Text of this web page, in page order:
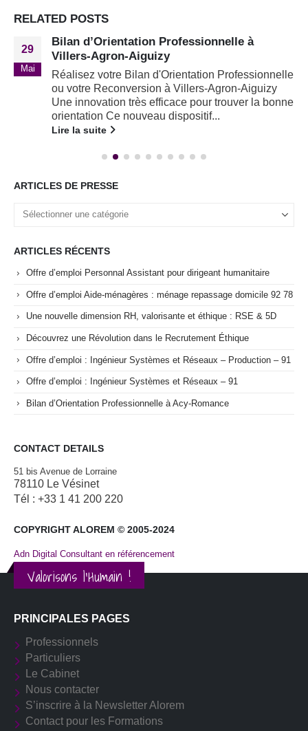
RELATED POSTS
29
Mai
Bilan d’Orientation Professionnelle à
Villers-Agron-Aiguizy
Réalisez votre Bilan d'Orientation Professionnelle
ou votre Reconversion à Villers-Agron-Aiguizy
Une innovation très efficace pour trouver la bonne
orientation Ce nouveau dispositif...
Lire la suite
ARTICLES DE PRESSE
ARTICLES RÉCENTS
Offre d’emploi Personnal Assistant pour dirigeant humanitaire
Offre d’emploi Aide-ménagères : ménage repassage domicile 92 78
Une nouvelle dimension RH, valorisante et éthique : RSE & 5D
Découvrez une Révolution dans le Recrutement Éthique
Offre d’emploi : Ingénieur Systèmes et Réseaux – Production – 91
Offre d’emploi : Ingénieur Systèmes et Réseaux – 91
Bilan d’Orientation Professionnelle à Acy-Romance
CONTACT DETAILS
51 bis Avenue de Lorraine
78110 Le Vésinet
Tél : +33 1 41 200 220
COPYRIGHT ALOREM © 2005-2024
Adn Digital Consultant en référencement
Valorisons l'Humain !
PRINCIPALES PAGES
Professionnels
Particuliers
Le Cabinet
Nous contacter
S’inscrire à la Newsletter Alorem
Contact pour les Formations